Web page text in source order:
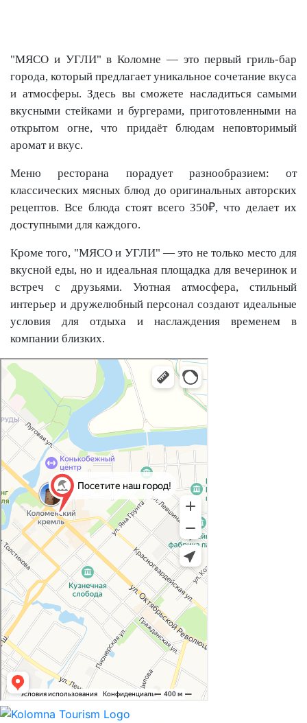
"МЯСО и УГЛИ" в Коломне — это первый гриль-бар
города, который предлагает уникальное сочетание вкуса
и атмосферы. Здесь вы сможете насладиться самыми
вкусными стейками и бургерами, приготовленными на
открытом огне, что придаёт блюдам неповторимый
аромат и вкус.
Меню ресторана порадует разнообразием: от
классических мясных блюд до оригинальных авторских
рецептов. Все блюда стоят всего 350₽, что делает их
доступными для каждого.
Кроме того, "МЯСО и УГЛИ" — это не только место для
вкусной еды, но и идеальная площадка для вечеринок и
встреч с друзьями. Уютная атмосфера, стильный
интерьер и дружелюбный персонал создают идеальные
условия для отдыха и наслаждения временем в
компании близких.